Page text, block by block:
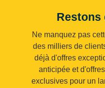
Restons
Ne manquez pas
des milliers de
déjà d'offres
anticipée et
exclusives pour un